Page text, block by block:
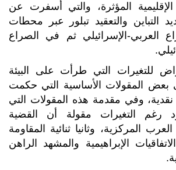
المؤثرة، والتي أسفرت عن
التباين والتعقيد تبلور عبر محطات
العربي-الإسرائيلي ثم في الصراع
للتغيرات التي طرأت على البيئة
بعض المقولات الأساسية التي حكمت
وفي مقدمة هذه المقولات التي
رغم التغيرات مقولة أن القضية
المركزية، وثانيا ثنائية المقاومة
الإبراهيمية والمشهد الراهن